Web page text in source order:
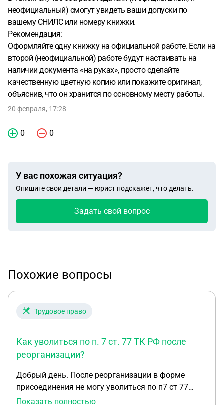
неофициальный) смогут увидеть ваши допуски по
вашему СНИЛС или номеру книжки.
Рекомендация:
Оформляйте одну книжку на официальной работе. Если на
второй (неофициальной) работе будут настаивать на
наличии документа «на руках», просто сделайте
качественную цветную копию или покажите оригинал,
объяснив, что он хранится по основному месту работы.
20 февраля, 17:28
0 0
У вас похожая ситуация?
Опишите свои детали — юрист подскажет, что делать.
Задать свой вопрос
Похожие вопросы
Трудовое право
Как уволиться по п. 7 ст. 77 ТК РФ после
реорганизации?
Добрый день. После реорганизации в форме
присоединения не могу уволиться по п7 ст 77
ТКРФ. На собственное желание работодатель не
Показать полностью